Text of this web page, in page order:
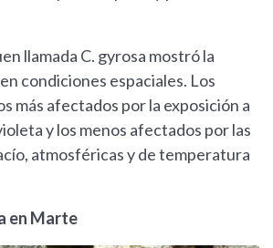
llamada C. gyrosa mostró la
condiciones espaciales. Los
más afectados por la exposición a
y los menos afectados por las
atmosféricas y de temperatura
en Marte